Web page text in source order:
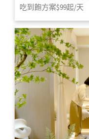
吃到飽方案$99起/天